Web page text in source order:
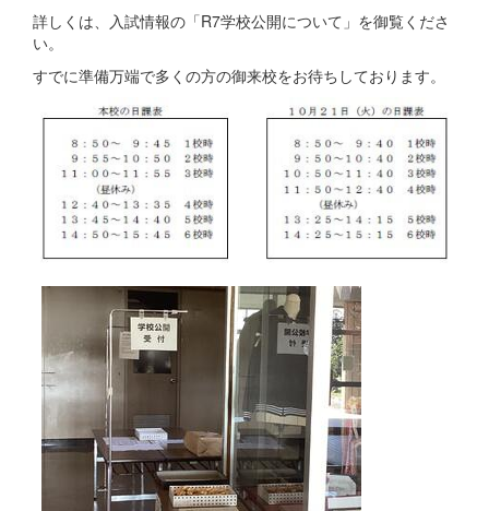
詳しくは、入試情報の「R7学校公開について」を御覧くださ
い。
すでに準備万端で多くの方の御来校をお待ちしております。